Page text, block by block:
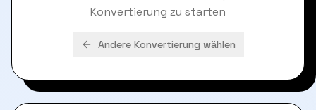
Konvertierung zu starten
Andere Konvertierung wählen